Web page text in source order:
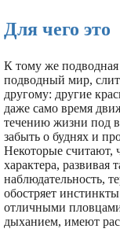
Для чего это
К тому же подводная
подводный мир,
другому: другие
даже само время
течению жизни под
забыть о буднях и
Некоторые считают,
характера, развивая
наблюдательность,
обостряет
отличными
дыханием, имеют